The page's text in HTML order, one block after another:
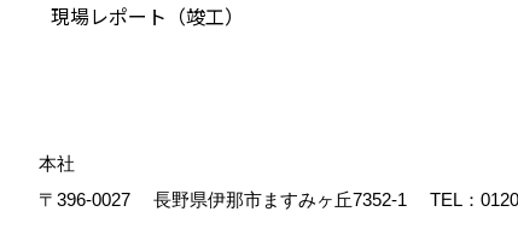
現場レポート（竣工）
本社
〒396-0027
長野県伊那市ますみヶ丘7352-1 TEL：